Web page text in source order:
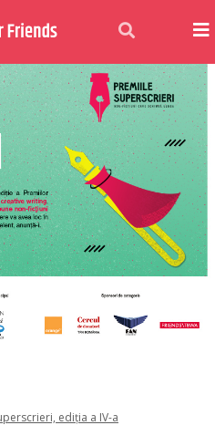
ediția a IV-a